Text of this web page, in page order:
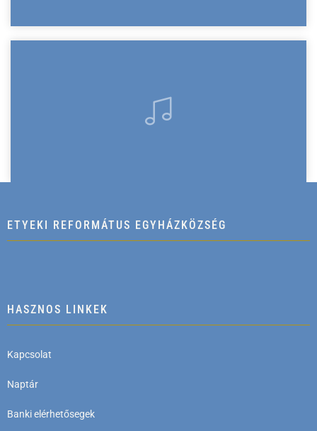
ETYEKI REFORMÁTUS EGYHÁZKÖZSÉG
HASZNOS LINKEK
Kapcsolat
Naptár
Banki elérhetősegek